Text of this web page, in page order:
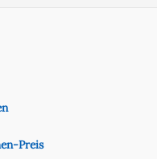
Preis